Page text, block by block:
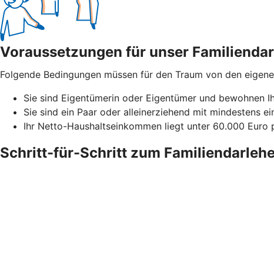
Voraussetzungen für unser
Folgende Bedingungen müssen für den Traum von den
Sie sind Eigentümerin oder Eigentümer und bewohnen
Sie sind ein Paar oder alleinerziehend mit mindestens
Ihr Netto-Haushaltseinkommen liegt unter 60.000
Schritt-für-Schritt zum